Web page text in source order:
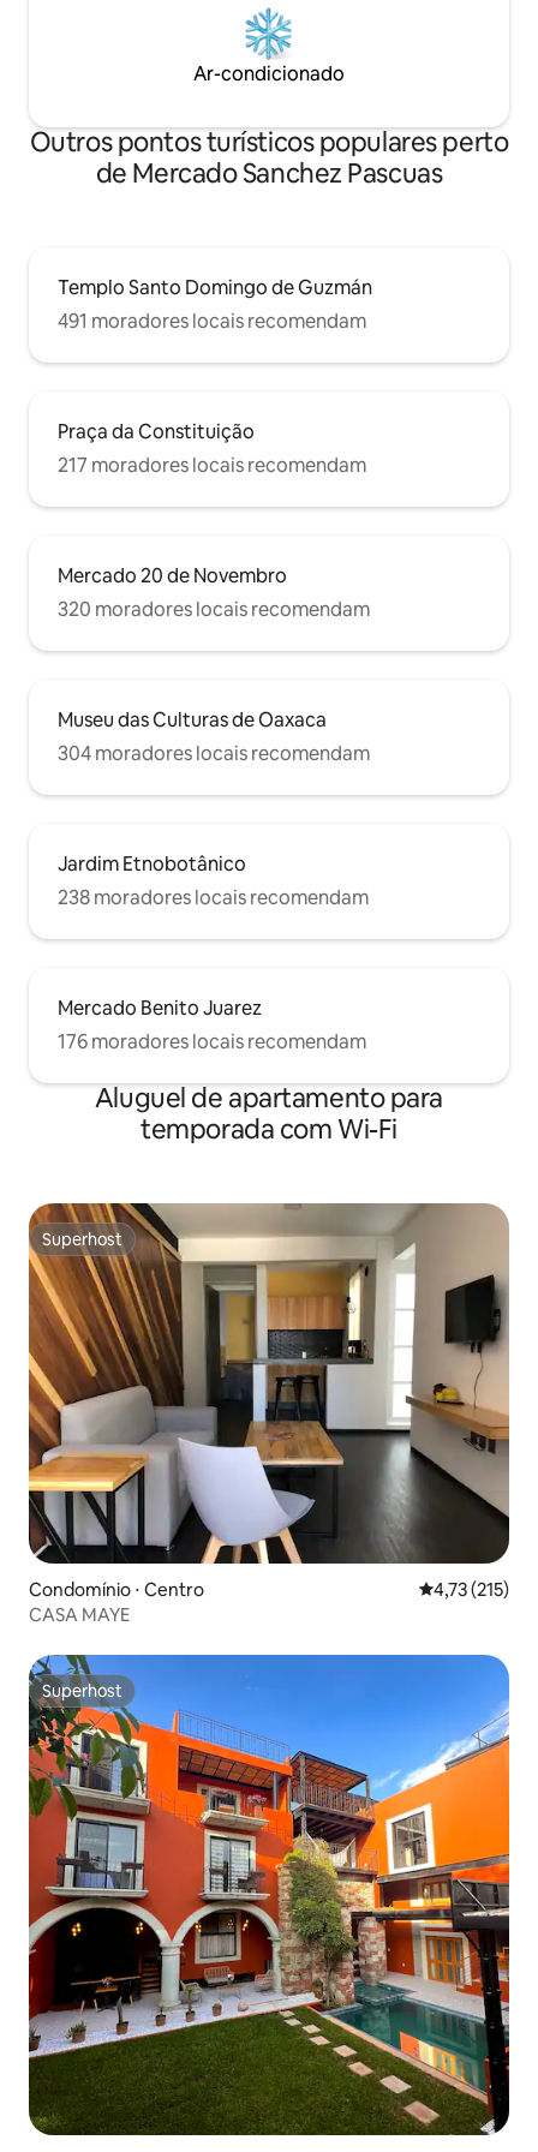
Ar-condicionado
Outros pontos turísticos populares perto
de Mercado Sanchez Pascuas
Templo Santo Domingo de Guzmán
491 moradores locais recomendam
Praça da Constituição
217 moradores locais recomendam
Mercado 20 de Novembro
320 moradores locais recomendam
Museu das Culturas de Oaxaca
304 moradores locais recomendam
Jardim Etnobotânico
238 moradores locais recomendam
Mercado Benito Juarez
176 moradores locais recomendam
Aluguel de apartamento para
temporada com Wi-Fi
Superhost
Superhost
Condomínio ⋅ Centro 4,73 de uma
4,73 (215)
CASA MAYE
Superhost
Superhost